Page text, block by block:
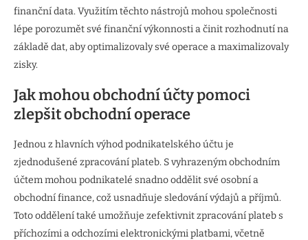
finanční data. Využitím těchto nástrojů mohou společnosti
lépe porozumět své finanční výkonnosti a činit rozhodnutí na
základě dat, aby optimalizovaly své operace a maximalizovaly
zisky.
Jak mohou obchodní účty pomoci
zlepšit obchodní operace
Jednou z hlavních výhod podnikatelského účtu je
zjednodušené zpracování plateb. S vyhrazeným obchodním
účtem mohou podnikatelé snadno oddělit své osobní a
obchodní finance, což usnadňuje sledování výdajů a příjmů.
Toto oddělení také umožňuje zefektivnit zpracování plateb s
příchozími a odchozími elektronickými platbami, včetně